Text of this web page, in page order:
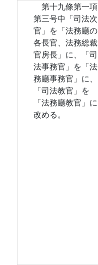
第十九條第一項
第三号中「司法次
官」を「法務廳の
各長官、法務総裁
官房長」に、「司
法事務官」を「法
務廳事務官」に、
「司法教官」を
「法務廳教官」に
改める。